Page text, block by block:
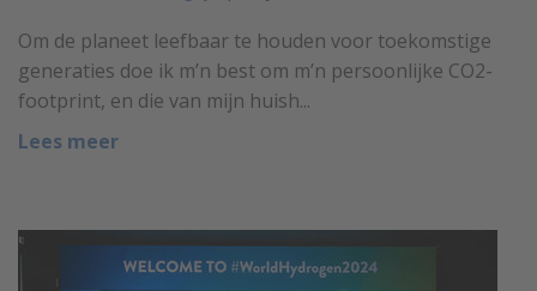
Om de planeet leefbaar te houden voor toekomstige
generaties doe ik m’n best om m’n persoonlijke CO2-
footprint, en die van mijn huish...
Lees meer